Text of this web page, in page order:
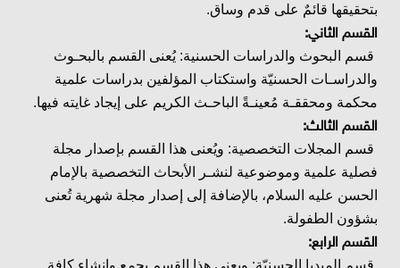
بتحقيقها قائمٌ على قدم وساق.
القسم الثاني:
قسم البحوث والدراسات الحسنية: يُعنى القسم بالبحـوث
والدراسـات الحسنيّة واستكتاب المؤلفين بدراسات علمية
محكمة ومحققـة مُعينـةً الباحـث الكريم على إيجاد غايته فيها.
القسم الثالث:
قسم المجلات التخصصية: ويُعنى هذا القسم بإصدار مجلة
فصلية علمية وموضوعية لنشـر الأبحاث التخصصية بالإمام
الحسن عليه السلام، بالإضافة إلى إصدار مجلة شهرية تُعنى
بشؤون الطفولة.
القسم الرابع:
قسم الميديا الحسنيّة: ويعنى هذا القسم بجمع وإنشاء كافة